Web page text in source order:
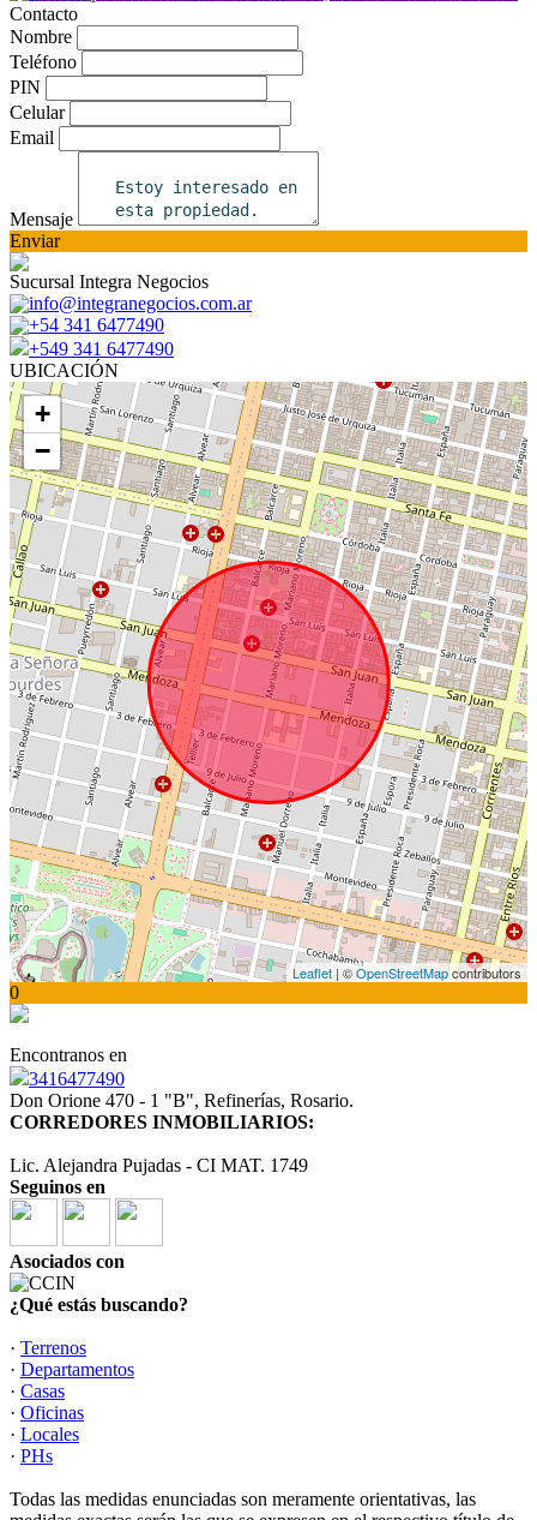
Contacto
Nombre
Teléfono
PIN
Celular
Email
Mensaje
Enviar
Sucursal Integra Negocios
info@integranegocios.com.ar
+54 341 6477490
+549 341 6477490
UBICACIÓN
+
−
Leaflet| ©OpenStreetMapcontributors
0
Encontranos en
3416477490
Don Orione 470 - 1 "B", Refinerías, Rosario.
CORREDORES INMOBILIARIOS:
Lic. Alejandra Pujadas - CI MAT. 1749
Seguinos en
Asociados con
¿Qué estás buscando?
· Terrenos
· Departamentos
· Casas
· Oficinas
· Locales
· PHs
Todas las medidas enunciadas son meramente orientativas, las